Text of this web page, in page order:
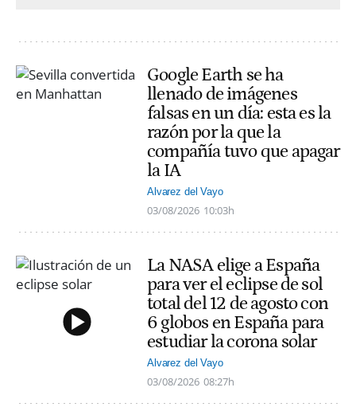
Google Earth se ha
llenado de imágenes
falsas en un día: esta es la
razón por la que la
compañía tuvo que apagar
la IA
Alvarez del Vayo
03/08/2026 10:03h
La NASA elige a España
para ver el eclipse de sol
total del 12 de agosto con
6 globos en España para
estudiar la corona solar
Alvarez del Vayo
03/08/2026 08:27h